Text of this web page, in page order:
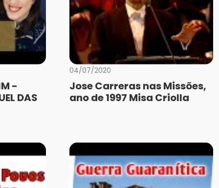
-
DAS
04/07/2020
Jose Carreras nas Missões,
ano de 1997 Misa Criolla